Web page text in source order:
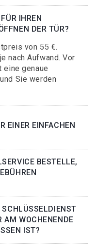
IHREN
DER TÜR?
von 55 €.
nach Aufwand. Vor
eine genaue
Sie werden
EINER EINFACHEN
BESTELLE,
AM WOCHENENDE
IST?